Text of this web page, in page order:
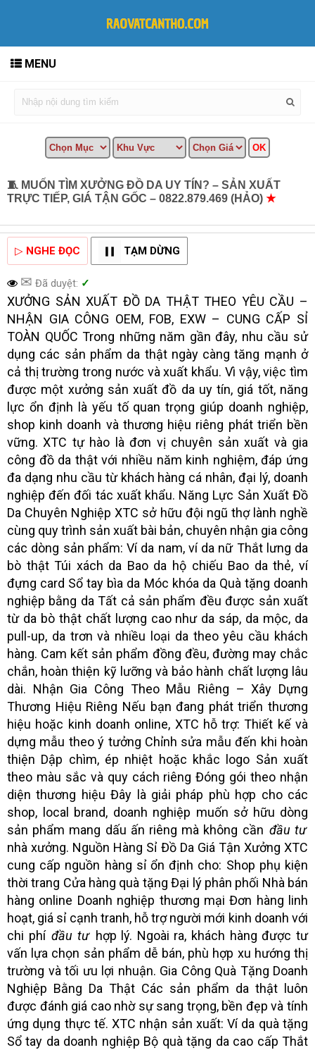
MENU
🧵 MUỐN TÌM XƯỞNG ĐỒ DA UY TÍN? – SẢN XUẤT
TRỰC TIẾP, GIÁ TẬN GỐC – 0822.879.469 (HẢO) ★
▷ NGHE ĐỌC TẠM DỪNG
✉ Đã duyệt: ✓
XƯỞNG SẢN XUẤT ĐỒ DA THẬT THEO YÊU CẦU –
NHẬN GIA CÔNG OEM, FOB, EXW – CUNG CẤP SỈ
TOÀN QUỐC Trong những năm gần đây, nhu cầu sử
dụng các sản phẩm da thật ngày càng tăng mạnh ở
cả thị trường trong nước và xuất khẩu. Vì vậy, việc tìm
được một xưởng sản xuất đồ da uy tín, giá tốt, năng
lực ổn định là yếu tố quan trọng giúp doanh nghiệp,
shop kinh doanh và thương hiệu riêng phát triển bền
vững. XTC tự hào là đơn vị chuyên sản xuất và gia
công đồ da thật với nhiều năm kinh nghiệm, đáp ứng
đa dạng nhu cầu từ khách hàng cá nhân, đại lý, doanh
nghiệp đến đối tác xuất khẩu. Năng Lực Sản Xuất Đồ
Da Chuyên Nghiệp XTC sở hữu đội ngũ thợ lành nghề
cùng quy trình sản xuất bài bản, chuyên nhận gia công
các dòng sản phẩm: Ví da nam, ví da nữ Thắt lưng da
bò thật Túi xách da Bao da hộ chiếu Bao da thẻ, ví
đựng card Sổ tay bìa da Móc khóa da Quà tặng doanh
nghiệp bằng da Tất cả sản phẩm đều được sản xuất
từ da bò thật chất lượng cao như da sáp, da mộc, da
pull-up, da trơn và nhiều loại da theo yêu cầu khách
hàng. Cam kết sản phẩm đồng đều, đường may chắc
chắn, hoàn thiện kỹ lưỡng và bảo hành chất lượng lâu
dài. Nhận Gia Công Theo Mẫu Riêng – Xây Dựng
Thương Hiệu Riêng Nếu bạn đang phát triển thương
hiệu hoặc kinh doanh online, XTC hỗ trợ: Thiết kế và
dựng mẫu theo ý tưởng Chỉnh sửa mẫu đến khi hoàn
thiện Dập chìm, ép nhiệt hoặc khắc logo Sản xuất
theo màu sắc và quy cách riêng Đóng gói theo nhận
diện thương hiệu Đây là giải pháp phù hợp cho các
shop, local brand, doanh nghiệp muốn sở hữu dòng
sản phẩm mang dấu ấn riêng mà không cần đầu tư
nhà xưởng. Nguồn Hàng Sỉ Đồ Da Giá Tận Xưởng XTC
cung cấp nguồn hàng sỉ ổn định cho: Shop phụ kiện
thời trang Cửa hàng quà tặng Đại lý phân phối Nhà bán
hàng online Doanh nghiệp thương mại Đơn hàng linh
hoạt, giá sỉ cạnh tranh, hỗ trợ người mới kinh doanh với
chi phí đầu tư hợp lý. Ngoài ra, khách hàng được tư
vấn lựa chọn sản phẩm dễ bán, phù hợp xu hướng thị
trường và tối ưu lợi nhuận. Gia Công Quà Tặng Doanh
Nghiệp Bằng Da Thật Các sản phẩm da thật luôn
được đánh giá cao nhờ sự sang trọng, bền đẹp và tính
ứng dụng thực tế. XTC nhận sản xuất: Ví da quà tặng
Sổ tay da doanh nghiệp Bộ quà tặng da cao cấp Thắt